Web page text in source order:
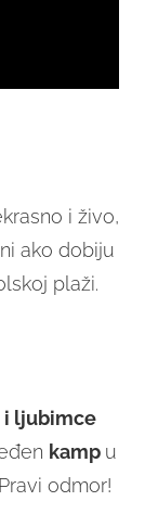
i živo,
ako dobiju
plaži.
i ljubimce
kamp u
odmor!